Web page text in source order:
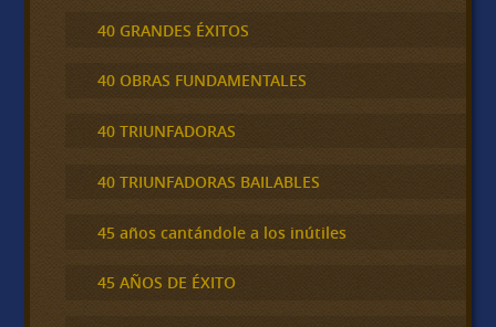
40 GRANDES ÉXITOS
40 OBRAS FUNDAMENTALES
40 TRIUNFADORAS
40 TRIUNFADORAS BAILABLES
45 años cantándole a los inútiles
45 AÑOS DE ÉXITO